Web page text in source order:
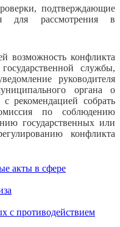
подтверждающие
для рассмотрения в
возможность конфликта
службы,
руководителя
органа о
рекомендацией собрать
по соблюдению
государственных или
конфликта
акты в сфере
с противодействием